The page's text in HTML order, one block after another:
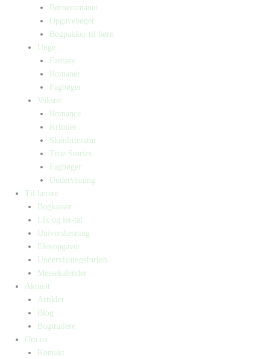
Børneromaner
Opgavebøger
Bogpakker til børn
Unge
Fantasy
Romaner
Fagbøger
Voksne
Romance
Krimier
Skønlitteratur
True Stories
Fagbøger
Undervisning
Til lærere
Bogkasser
Lix og let-tal
Universlæsning
Elevopgaver
Undervisningsforløb
Messekalender
Aktuelt
Artikler
Blog
Bogtrailere
Om os
Kontakt